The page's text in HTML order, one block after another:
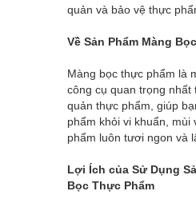
quản và bảo vệ thực
Về Sản Phẩm Màng
Màng bọc thực phẩm là
công cụ quan trọng nhất
quản thực phẩm, giúp
phẩm khỏi vi khuẩn, mùi
phẩm luôn tươi ngon và
Lợi Ích của Sử Dụng
Bọc Thực Phẩm